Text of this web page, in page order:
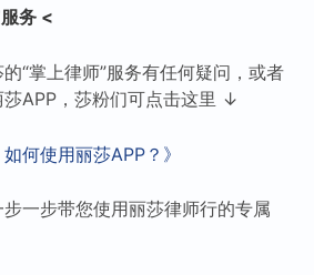
务 <
“掌上律师”服务有任何疑问，或者
APP，莎粉们可点击这里 ↓
何使用丽莎APP？》
一步带您使用丽莎律师行的专属